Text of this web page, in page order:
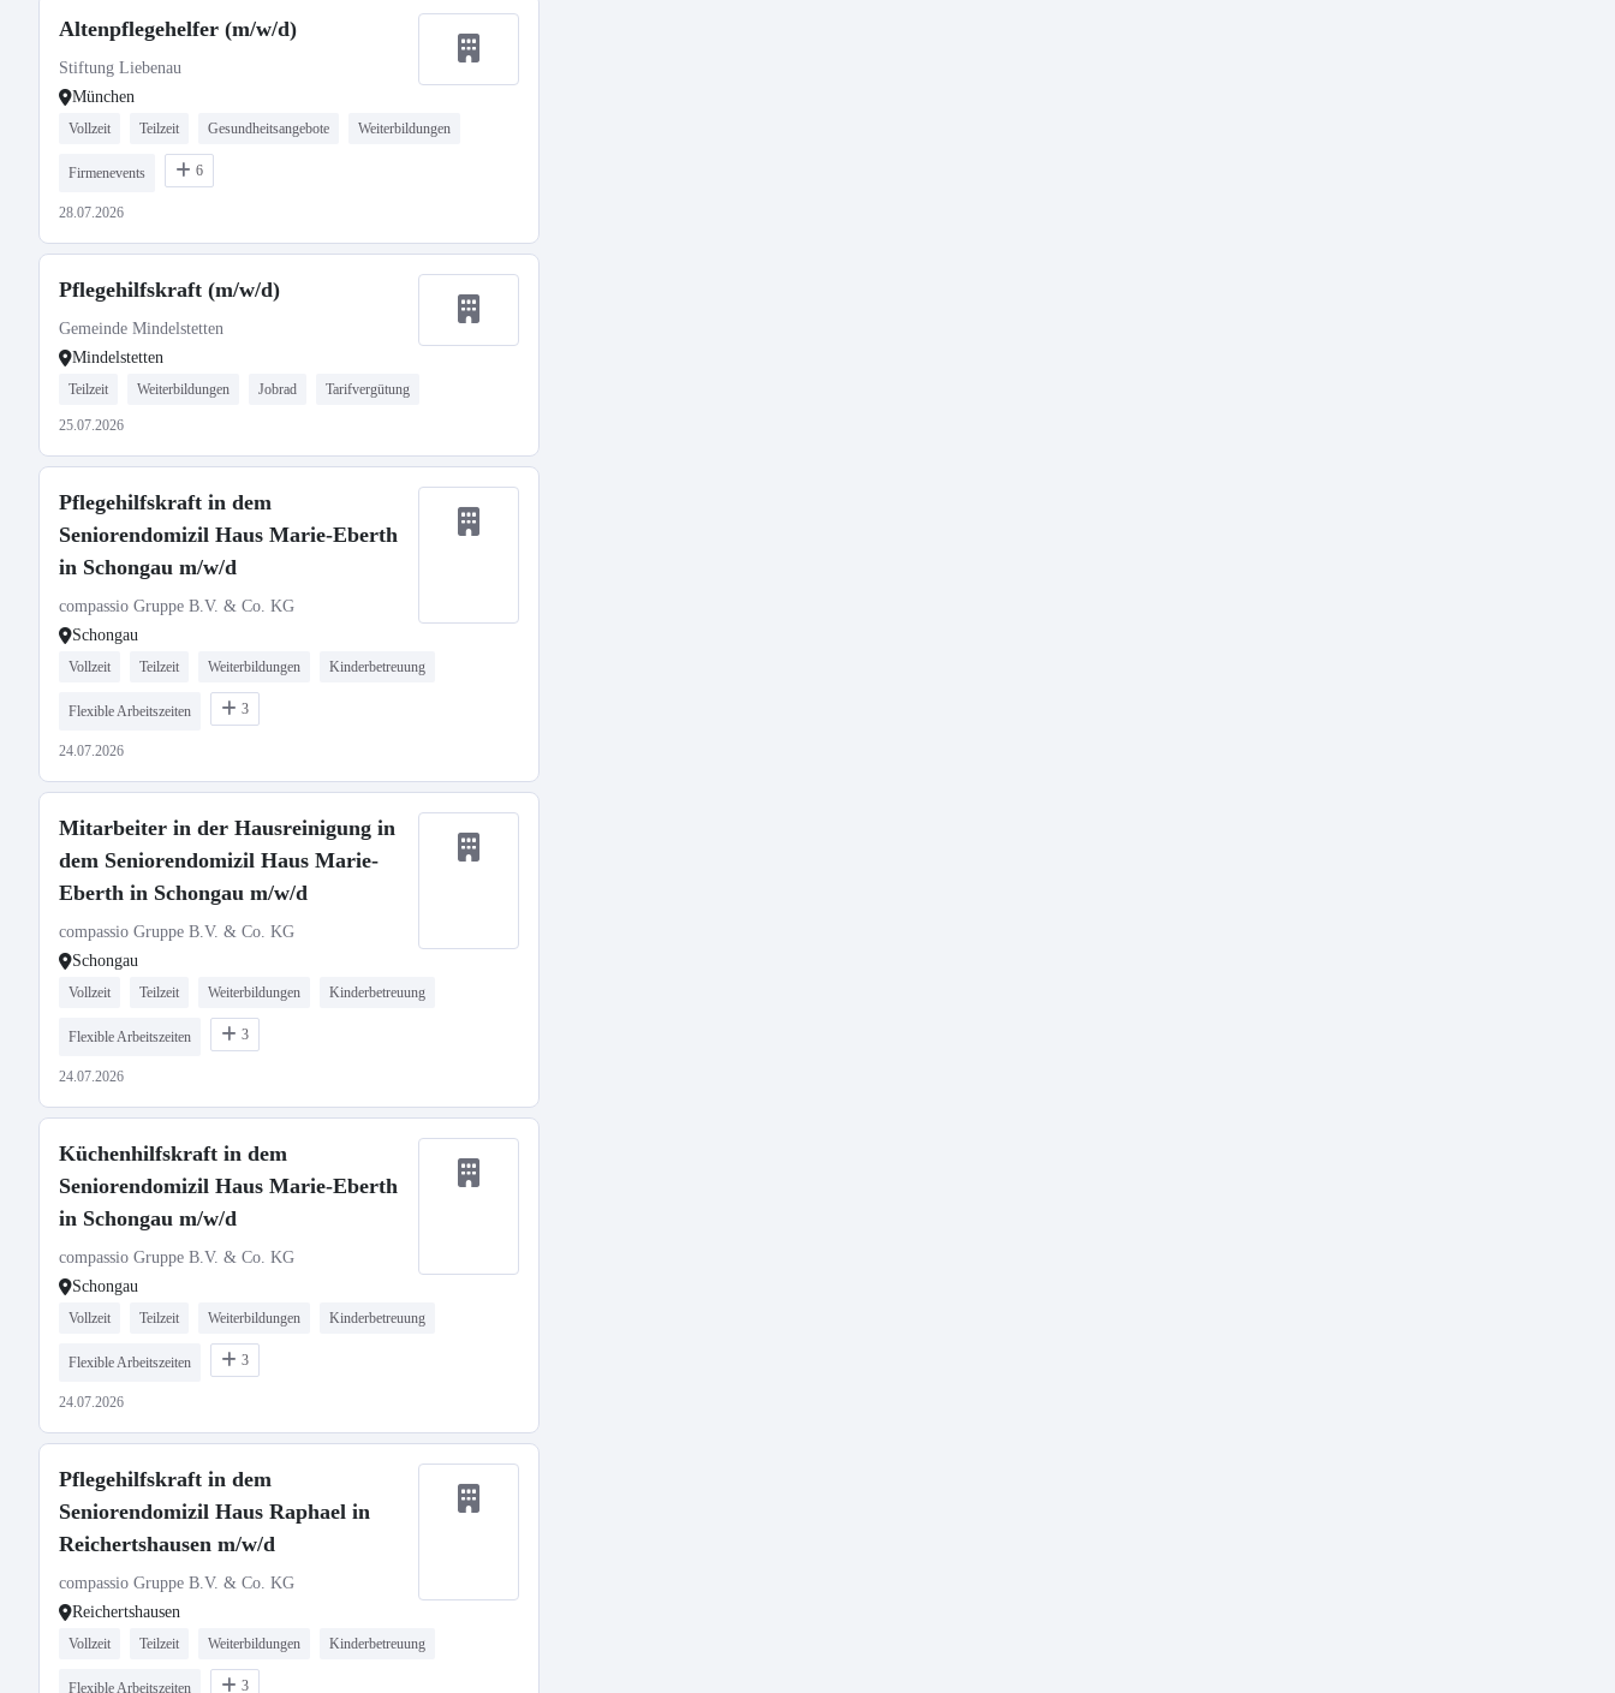
Altenpflegehelfer (m/w/d)
Stiftung Liebenau
München
Vollzeit Teilzeit Gesundheitsangebote Weiterbildungen
Firmenevents 6
28.07.2026
Pflegehilfskraft (m/w/d)
Gemeinde Mindelstetten
Mindelstetten
Teilzeit Weiterbildungen Jobrad Tarifvergütung
25.07.2026
Pflegehilfskraft in dem
Seniorendomizil Haus Marie-Eberth
in Schongau m/w/d
compassio Gruppe B.V. & Co. KG
Schongau
Vollzeit Teilzeit Weiterbildungen Kinderbetreuung
Flexible Arbeitszeiten 3
24.07.2026
Mitarbeiter in der Hausreinigung in
dem Seniorendomizil Haus Marie-
Eberth in Schongau m/w/d
compassio Gruppe B.V. & Co. KG
Schongau
Vollzeit Teilzeit Weiterbildungen Kinderbetreuung
Flexible Arbeitszeiten 3
24.07.2026
Küchenhilfskraft in dem
Seniorendomizil Haus Marie-Eberth
in Schongau m/w/d
compassio Gruppe B.V. & Co. KG
Schongau
Vollzeit Teilzeit Weiterbildungen Kinderbetreuung
Flexible Arbeitszeiten 3
24.07.2026
Pflegehilfskraft in dem
Seniorendomizil Haus Raphael in
Reichertshausen m/w/d
compassio Gruppe B.V. & Co. KG
Reichertshausen
Vollzeit Teilzeit Weiterbildungen Kinderbetreuung
Flexible Arbeitszeiten 3